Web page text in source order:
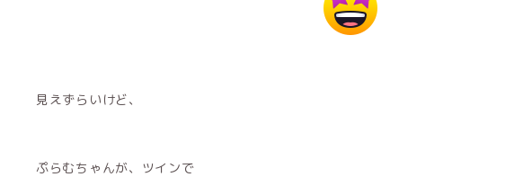
見えずらいけど、
ぷらむちゃんが、ツインで